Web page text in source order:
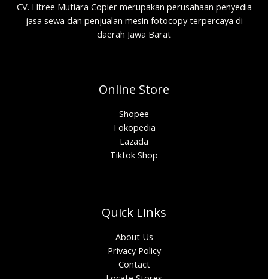
CV. Htree Mutiara Copier merupakan perusahaan penyedia
jasa sewa dan penjualan mesin fotocopy terpercaya di
daerah Jawa Barat
Online Store
Shopee
Tokopedia
Lazada
Tiktok Shop
Quick Links
About Us
Privacy Policy
Contact